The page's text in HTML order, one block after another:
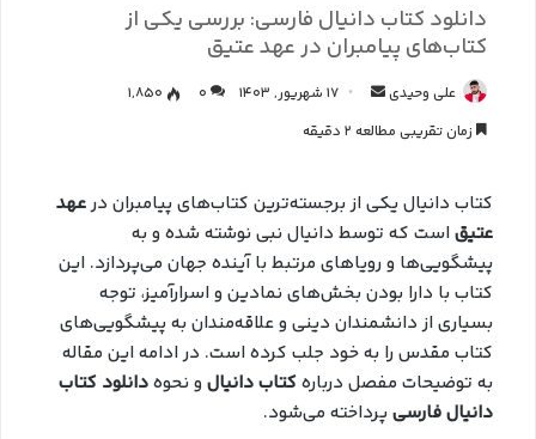
دانلود کتاب دانیال فارسی: بررسی یکی از
کتاب‌های پیامبران در عهد عتیق
علی وحیدی 17 شهریور, 1403 0
1,850
زمان تقریبی مطالعه 2 دقیقه
کتاب دانیال یکی از برجسته‌ترین کتاب‌های پیامبران درعهد
عتیقاست که توسط دانیال نبی نوشته شده و به
پیشگویی‌ها و رویاهای مرتبط با آینده جهان می‌پردازد. این
کتاب با دارا بودن بخش‌های نمادین و اسرارآمیز، توجه
بسیاری از دانشمندان دینی و علاقه‌مندان به پیشگویی‌های
کتاب مقدس را به خود جلب کرده است. در ادامه این مقاله
به توضیحات مفصل دربارهکتاب دانیالو نحوهدانلود کتاب
دانیال فارسیپرداخته می‌شود.